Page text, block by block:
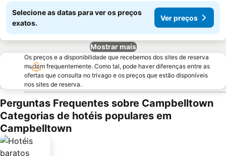
Selecione as datas para ver os preços
exatos.
Ver preços
Mostrar mais
Os preços e a disponibilidade que recebemos dos sites de reserva
mudam frequentemente. Como tal, pode haver diferenças entre as
ofertas que consulta no trivago e os preços que estão disponíveis
nos sites de reserva.
Perguntas Frequentes sobre Campbelltown
Categorias de hotéis populares em
Campbelltown